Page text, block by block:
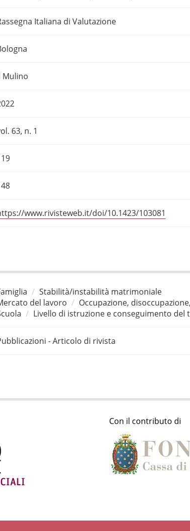
Italiana di Valutazione
Mulino
63, n. 1
www.rivisteweb.it/doi/10.1423/103081
Stabilità/instabilità matrimoniale
del lavoro
Occupazione,
Livello di istruzione e conseguimento del
- Articolo di rivista
Con il contributo di